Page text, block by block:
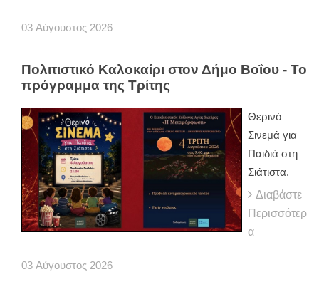
03 Αύγουστος 2026
Πολιτιστικό Καλοκαίρι στον Δήμο Βοΐου - Το
πρόγραμμα της Τρίτης
Θερινό
Σινεμά για
Παιδιά στη
Σιάτιστα.
Διαβάστε
Περισσότερ
α
03 Αύγουστος 2026